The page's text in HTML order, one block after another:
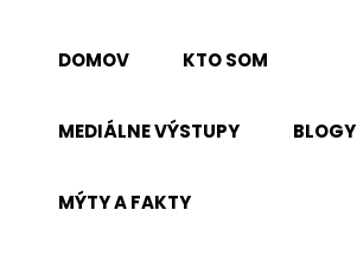
contentDOMOV KTO SOM
MEDIÁLNE VÝSTUPY BLOGY
MÝTY A FAKTY